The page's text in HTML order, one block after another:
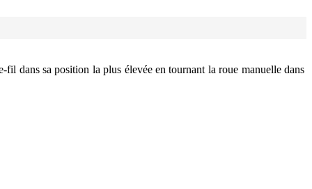
dans sa position la plus élevée en tournant la roue manuelle dans